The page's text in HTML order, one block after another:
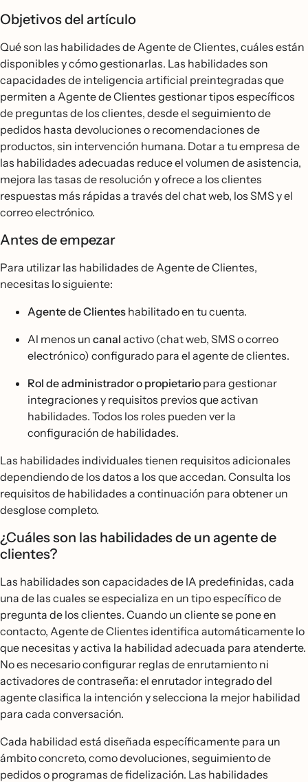
Objetivos del artículo
Qué son las habilidades de Agente de Clientes, cuáles están
disponibles y cómo gestionarlas. Las habilidades son
capacidades de inteligencia artificial preintegradas que
permiten a Agente de Clientes gestionar tipos específicos
de preguntas de los clientes, desde el seguimiento de
pedidos hasta devoluciones o recomendaciones de
productos, sin intervención humana. Dotar a tu empresa de
las habilidades adecuadas reduce el volumen de asistencia,
mejora las tasas de resolución y ofrece a los clientes
respuestas más rápidas a través del chat web, los SMS y el
correo electrónico.
Antes de empezar
Para utilizar las habilidades de Agente de Clientes,
necesitas lo siguiente:
Agente de Clientes habilitado en tu cuenta.
Al menos un canal activo (chat web, SMS o correo
electrónico) configurado para el agente de clientes.
Rol de administrador o propietario para gestionar
integraciones y requisitos previos que activan
habilidades. Todos los roles pueden ver la
configuración de habilidades.
Las habilidades individuales tienen requisitos adicionales
dependiendo de los datos a los que accedan. Consulta los
requisitos de habilidades a continuación para obtener un
desglose completo.
¿Cuáles son las habilidades de un agente de
clientes?
Las habilidades son capacidades de IA predefinidas, cada
una de las cuales se especializa en un tipo específico de
pregunta de los clientes. Cuando un cliente se pone en
contacto, Agente de Clientes identifica automáticamente lo
que necesitas y activa la habilidad adecuada para atenderte.
No es necesario configurar reglas de enrutamiento ni
activadores de contraseña: el enrutador integrado del
agente clasifica la intención y selecciona la mejor habilidad
para cada conversación.
Cada habilidad está diseñada específicamente para un
ámbito concreto, como devoluciones, seguimiento de
pedidos o programas de fidelización. Las habilidades